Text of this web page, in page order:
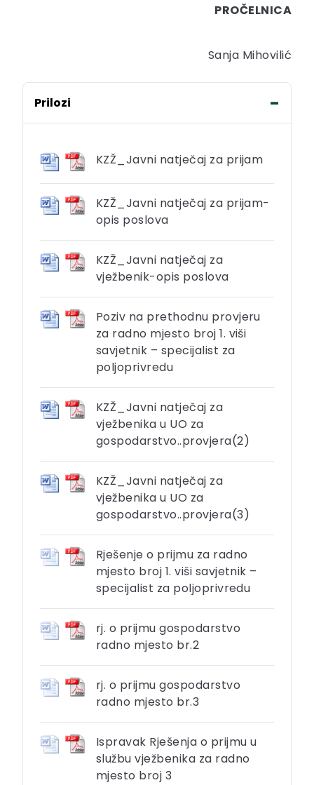
PROČELNICA
Sanja Mihovilić
Prilozi
KZŽ_Javni natječaj za prijam
KZŽ_Javni natječaj za prijam-
opis poslova
KZŽ_Javni natječaj za
vježbenik-opis poslova
Poziv na prethodnu provjeru
za radno mjesto broj 1. viši
savjetnik – specijalist za
poljoprivredu
KZŽ_Javni natječaj za
vježbenika u UO za
gospodarstvo..provjera(2)
KZŽ_Javni natječaj za
vježbenika u UO za
gospodarstvo..provjera(3)
Rješenje o prijmu za radno
mjesto broj 1. viši savjetnik –
specijalist za poljoprivredu
rj. o prijmu gospodarstvo
radno mjesto br.2
rj. o prijmu gospodarstvo
radno mjesto br.3
Ispravak Rješenja o prijmu u
službu vježbenika za radno
mjesto broj 3